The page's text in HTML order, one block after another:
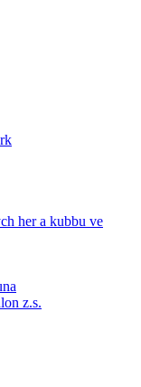
her a kubbu ve
z.s.